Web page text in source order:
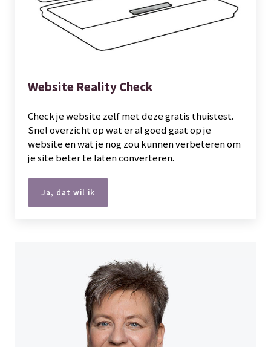
Website Reality Check
Check je website zelf met deze gratis thuistest.
Snel overzicht op wat er al goed gaat op je
website en wat je nog zou kunnen verbeteren om
je site beter te laten converteren.
Ja, dat wil ikWebsite Reality Check